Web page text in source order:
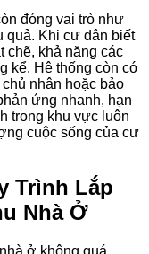
đóng vai trò như
quả. Khi cư dân biết
chẽ, khả năng các
kể. Hệ thống còn có
nhân hoặc bảo
ứng nhanh, hạn
trong khu vực luôn
cuộc sống của cư
Trình Lắp
Nhà Ở
ở không quá